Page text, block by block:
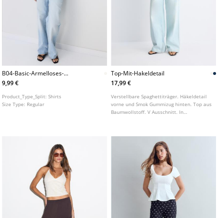
B04-Basic-Armelloses-
Figurbetontes-Top
9,99 €
Product_Type_Split:Shirts
Size Type: Regular
Top-Mit-Hakeldetail
17,99 €
Verstellbare Spaghettiträger. Häkeldetail
vorne und Smok Gummizug hinten. Top aus
Baumwollstoff. V Ausschnitt. In